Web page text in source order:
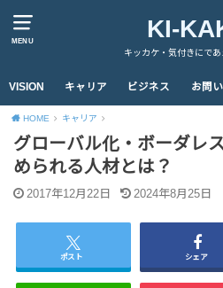
MENU KI-
キッカケ・気付きにであ
VISION キャリア ビジネス お問
HOME キャリア
グローバル化・ボーダレ
められる人材とは？
2017年12月22日 2024年8月25日
ポスト シェア